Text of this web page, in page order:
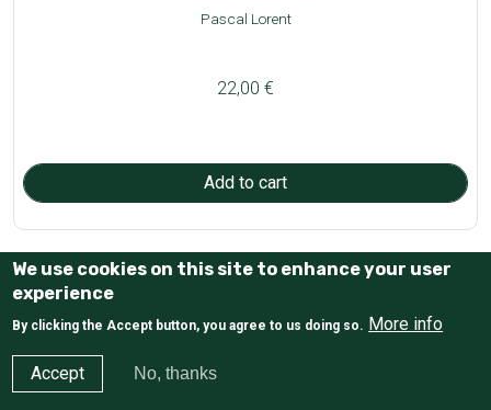
Pascal Lorent
22,00 €
Pagination
1 2 3 … ››Next page
»»Last page
Haut de page
We use cookies on this site to enhance your user
experience
By clicking the Accept button, you agree to us doing so. More info
Accept No, thanks